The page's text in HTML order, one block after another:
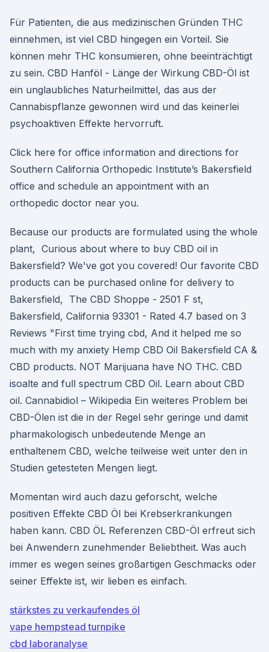
Für Patienten, die aus medizinischen Gründen THC
einnehmen, ist viel CBD hingegen ein Vorteil. Sie
können mehr THC konsumieren, ohne beeinträchtigt
zu sein. CBD Hanföl - Länge der Wirkung CBD-Öl ist
ein unglaubliches Naturheilmittel, das aus der
Cannabispflanze gewonnen wird und das keinerlei
psychoaktiven Effekte hervorruft.
Click here for office information and directions for
Southern California Orthopedic Institute’s Bakersfield
office and schedule an appointment with an
orthopedic doctor near you.
Because our products are formulated using the whole
plant, Curious about where to buy CBD oil in
Bakersfield? We've got you covered! Our favorite CBD
products can be purchased online for delivery to
Bakersfield, The CBD Shoppe - 2501 F st,
Bakersfield, California 93301 - Rated 4.7 based on 3
Reviews "First time trying cbd, And it helped me so
much with my anxiety Hemp CBD Oil Bakersfield CA &
CBD products. NOT Marijuana have NO THC. CBD
isoalte and full spectrum CBD Oil. Learn about CBD
oil. Cannabidiol – Wikipedia Ein weiteres Problem bei
CBD-Ölen ist die in der Regel sehr geringe und damit
pharmakologisch unbedeutende Menge an
enthaltenem CBD, welche teilweise weit unter den in
Studien getesteten Mengen liegt.
Momentan wird auch dazu geforscht, welche
positiven Effekte CBD Öl bei Krebserkrankungen
haben kann. CBD ÖL Referenzen CBD-Öl erfreut sich
bei Anwendern zunehmender Beliebtheit. Was auch
immer es wegen seines großartigen Geschmacks oder
seiner Effekte ist, wir lieben es einfach.
stärkstes zu verkaufendes öl
vape hempstead turnpike
cbd laboranalyse